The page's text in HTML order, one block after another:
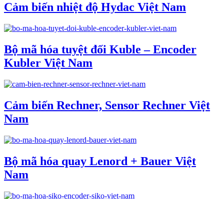
Cảm biến nhiệt độ Hydac Việt Nam
Bộ mã hóa tuyệt đối Kuble – Encoder
Kubler Việt Nam
Cảm biến Rechner, Sensor Rechner Việt
Nam
Bộ mã hóa quay Lenord + Bauer Việt
Nam